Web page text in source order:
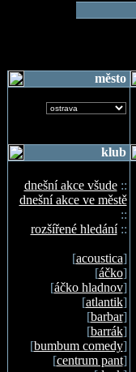
město
klub
dnešní akce všude::
dnešní akce ve městě
::
rozšířené hledání::
[acoustica]
[áčko]
[áčko hladnov]
[atlantik]
[barbar]
[barrák]
[bumbum comedy]
[centrum pant]